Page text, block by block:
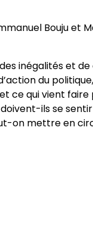
Bouju et
inégalités et
du
ce qui vient faire
ils se
on mettre en